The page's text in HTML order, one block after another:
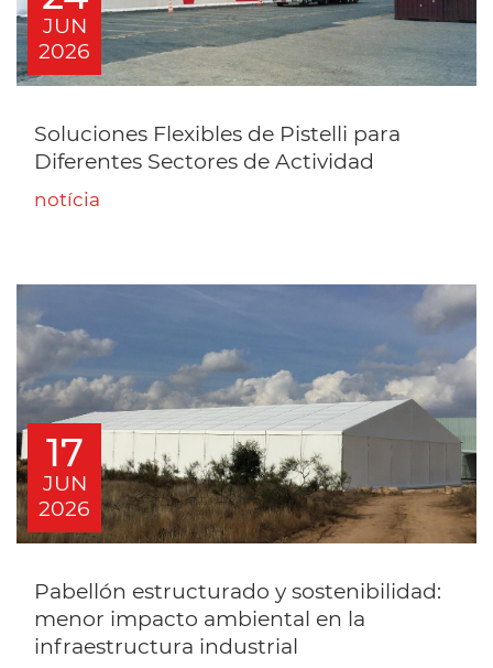
JUN
2026
Soluciones Flexibles de Pistelli para
Diferentes Sectores de Actividad
notícia
17
JUN
2026
Pabellón estructurado y sostenibilidad:
menor impacto ambiental en la
infraestructura industrial